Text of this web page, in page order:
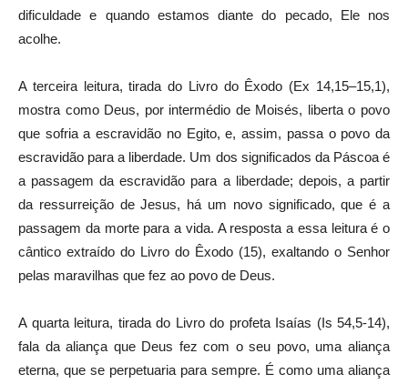
dificuldade e quando estamos diante do pecado, Ele nos
acolhe.
A terceira leitura, tirada do Livro do Êxodo (Ex 14,15–15,1),
mostra como Deus, por intermédio de Moisés, liberta o povo
que sofria a escravidão no Egito, e, assim, passa o povo da
escravidão para a liberdade. Um dos significados da Páscoa é
a passagem da escravidão para a liberdade; depois, a partir
da ressurreição de Jesus, há um novo significado, que é a
passagem da morte para a vida. A resposta a essa leitura é o
cântico extraído do Livro do Êxodo (15), exaltando o Senhor
pelas maravilhas que fez ao povo de Deus.
A quarta leitura, tirada do Livro do profeta Isaías (Is 54,5-14),
fala da aliança que Deus fez com o seu povo, uma aliança
eterna, que se perpetuaria para sempre. É como uma aliança